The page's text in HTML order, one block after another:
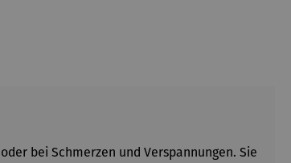
bei Schmerzen und Verspannungen. Sie